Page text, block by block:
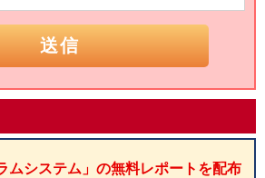
ムシステム」の無料レポートを配布